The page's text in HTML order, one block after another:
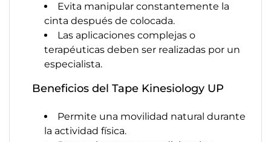
Evita manipular constantemente la
cinta después de colocada.
Las aplicaciones complejas o
terapéuticas deben ser realizadas por un
especialista.
Beneficios del Tape Kinesiology UP
Permite una movilidad natural durante
la actividad física.